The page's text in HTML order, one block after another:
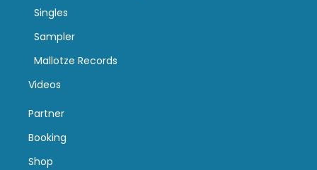
Singles
Sampler
Mallotze Records
Videos
Partner
Booking
Shop